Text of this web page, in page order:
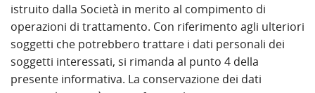
istruito dalla Società in merito al compimento di
operazioni di trattamento. Con riferimento agli ulteriori
soggetti che potrebbero trattare i dati personali dei
soggetti interessati, si rimanda al punto 4 della
presente informativa. La conservazione dei dati